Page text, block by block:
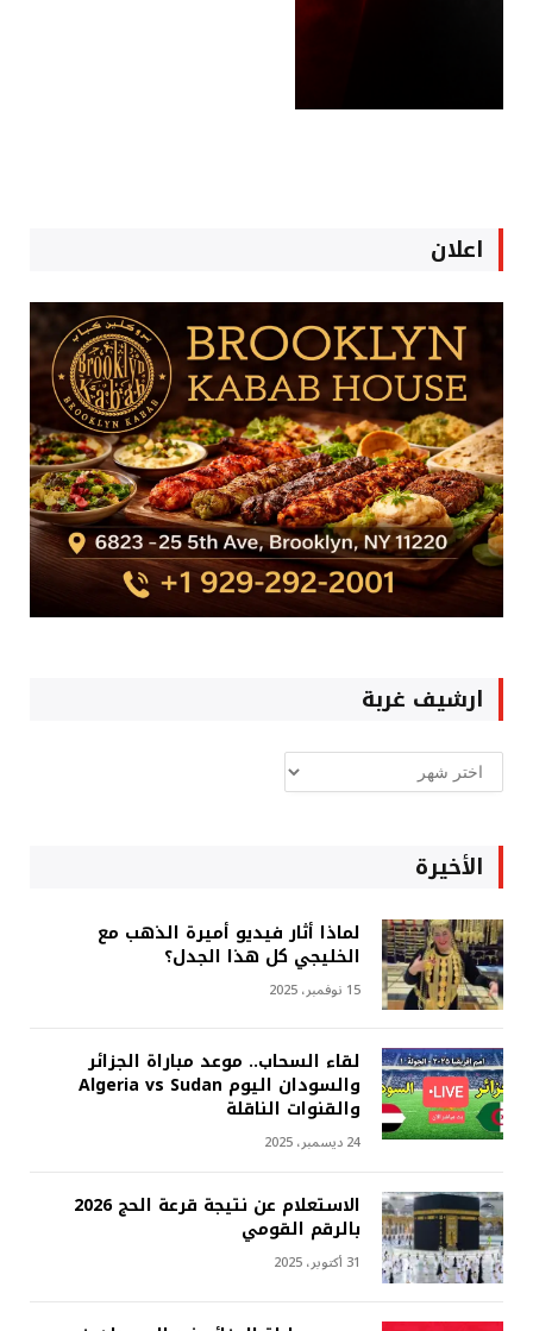
اعلان
ارشيف غربة
ارشيف
غربة
الأخيرة
لماذا أثار فيديو أميرة الذهب مع
الخليجي كل هذا الجدل؟
15 نوفمبر، 2025
لقاء السحاب.. موعد مباراة الجزائر
والسودان اليوم Algeria vs Sudan
والقنوات الناقلة
24 ديسمبر، 2025
الاستعلام عن نتيجة قرعة الحج 2026
بالرقم القومي
31 أكتوبر، 2025